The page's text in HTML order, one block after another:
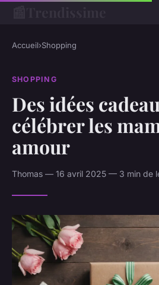
Accueil›Shopping
SHOPPING
Des idées
célébrer les
amour
Thomas — 16 avril 2025 — 3 min de